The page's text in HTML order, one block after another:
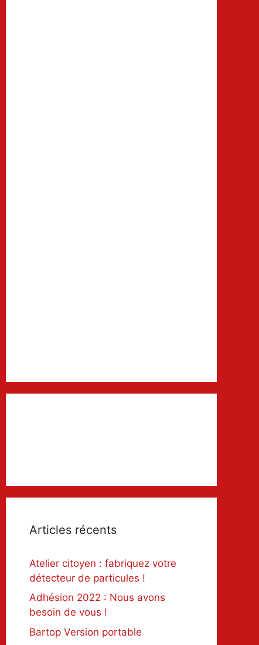
Articles récents
Atelier citoyen : fabriquez votre
détecteur de particules !
Adhésion 2022 : Nous avons
besoin de vous !
Bartop Version portable